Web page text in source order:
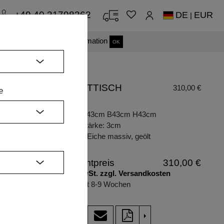
Mehr Information OK
+49 40 31798362 DE | EUR
NACHTTISCH
MENA
310,00 €
Maße: L43cm B43cm H43cm
Plattenstärke: 3cm
Holzart: Eiche massiv, geölt
Gesamtpreis 310,00 €
inkl. MwSt. zzgl. Versandkosten
Lieferzeit 8-9 Wochen
>